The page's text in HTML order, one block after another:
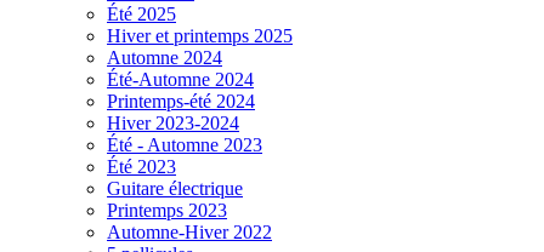
Été 2025
Hiver et printemps 2025
Automne 2024
Été-Automne 2024
Printemps-été 2024
Hiver 2023-2024
Été - Automne 2023
Été 2023
Guitare électrique
Printemps 2023
Automne-Hiver 2022